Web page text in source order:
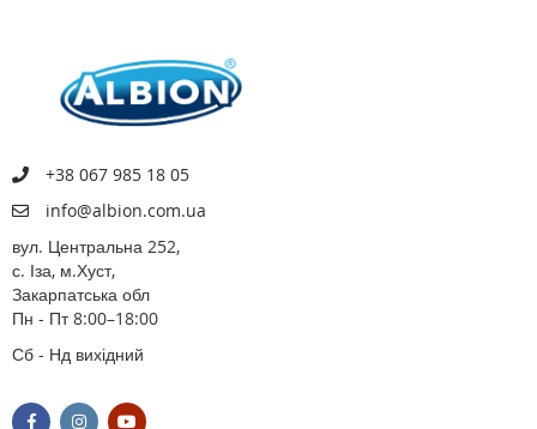
+38 067 985 18 05
info@albion.com.ua
вул. Центральна 252,
с. Іза, м.Хуст,
Закарпатська обл
Пн - Пт 8:00–18:00
Сб - Нд вихідний